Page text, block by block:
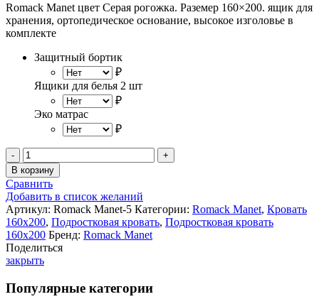
Romack Manet цвет Серая рогожка. Раземер 160×200. ящик для
хранения, ортопедическое основание, высокое изголовье в
комплекте
Защитный бортик
₽
Ящики для белья 2 шт
₽
Эко матрас
₽
Количество
товара
Romack
Manet
двухспальная
кровать
160x200
В корзину
Сравнить
Добавить в список желаний
Артикул: Romack Manet-5 Категории: Romack Manet, Кровать
160x200, Подростковая кровать, Подростковая кровать
160x200 Бренд: Romack Manet
Поделиться
закрыть
Популярные категории